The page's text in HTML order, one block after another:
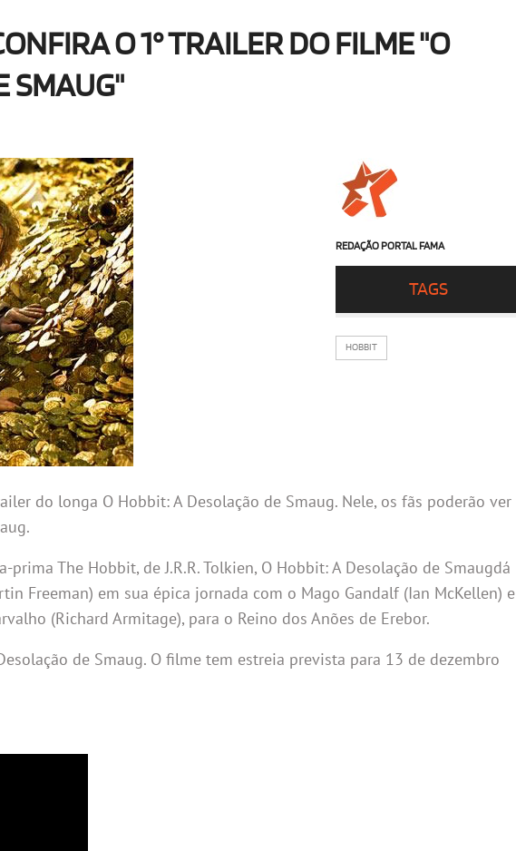
O 1° TRAILER DO FILME "O
SMAUG"
REDAÇÃO PORTAL FAMA
TAGS
HOBBIT
do longa O Hobbit: A Desolação de Smaug. Nele, os fãs poderão ver
The Hobbit, de J.R.R. Tolkien, O Hobbit: A Desolação de Smaugdá
Freeman) em sua épica jornada com o Mago Gandalf (Ian McKellen) e
(Richard Armitage), para o Reino dos Anões de Erebor.
de Smaug. O filme tem estreia prevista para 13 de dezembro